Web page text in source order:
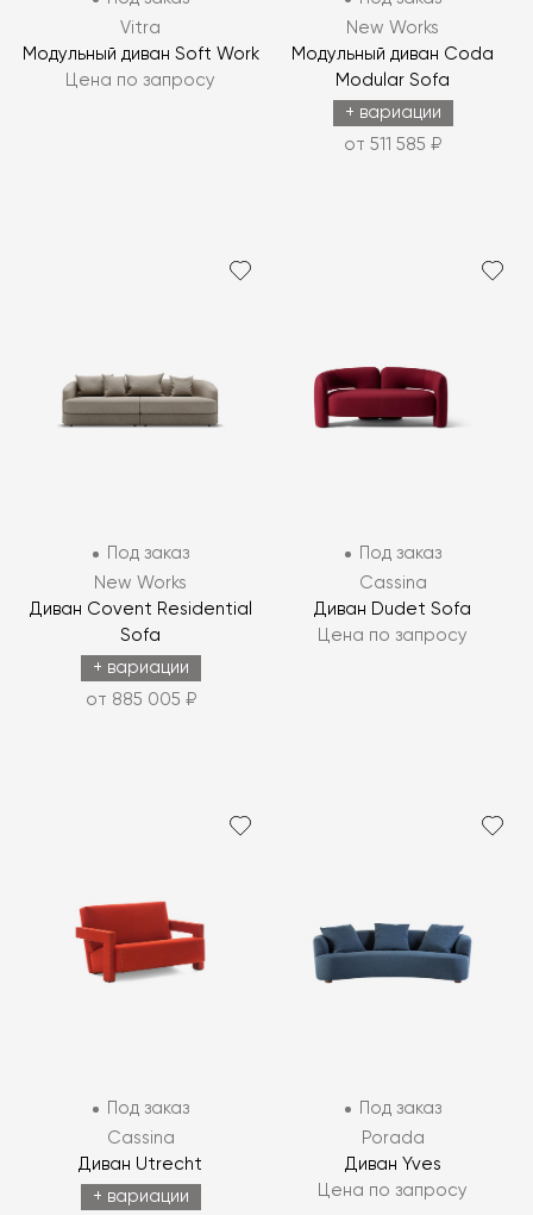
Vitra
Модульный диван Soft Work
Цена по запросу
New Works
Модульный диван Coda
Modular Sofa
+ вариации
от 511 585 ₽
Под заказ
New Works
Диван Covent Residential
Sofa
+ вариации
от 885 005 ₽
Под заказ
Cassina
Диван Dudet Sofa
Цена по запросу
Под заказ
Cassina
Диван Utrecht
+ вариации
Под заказ
Porada
Диван Yves
Цена по запросу